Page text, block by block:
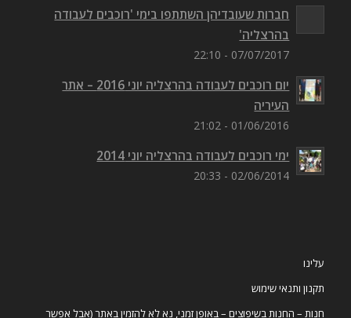
חברות שעובדיהן השתתפו בימי 'רוכבים לעבודה
בהרצליה'
07/07/2017 - 22:10
יום רוכבים לעבודה בהרצליה יוני 2016 – אתר
העיריה
01/06/2016 - 21:02
ימי רוכבים לעבודה בהרצליה יוני 2014
02/06/2014 - 20:33
עלינו
תקנון ותנאי שימוש
חנות – החנות בשיפוצים – באופן זמני, נא לא להזמין באתר (אבל אפשר